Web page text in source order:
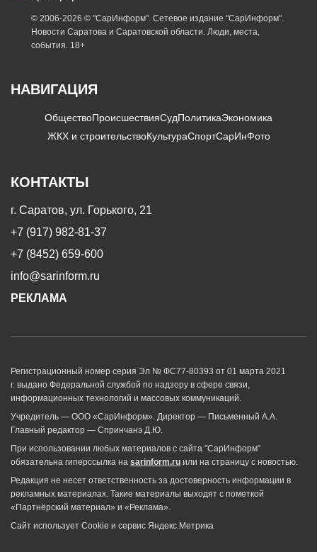
© 2006-2026 © "СарИнформ". Сетевое издание "СарИнформ".
Новости Саратова и Саратовской области. Люди, места,
события. 18+
НАВИГАЦИЯ
ОбществоПроисшествияСудПолитикаЭкономика
ЖКХ и строительствоКультураСпортСарИнФото
КОНТАКТЫ
г. Саратов, ул. Горького, 21
+7 (917) 982-81-37
+7 (8452) 659-600
info@sarinform.ru
РЕКЛАМА
Регистрационный номер серия Эл № ФС77-80393 от 01 марта 2021
г. выдано Федеральной службой по надзору в сфере связи,
информационных технологий и массовых коммуникаций.
Учредитель — ООО «СарИнформ». Директор — Письменный А.А.
Главный редактор — Спринчанэ Д.Ю.
При использовании любых материалов с сайта "СарИнформ"
обязательна гиперссылка на sarinform.ru или на страницу с новостью.
Редакция не несет ответственность за достоверность информации в
рекламных материалах. Такие материалы выходят с пометкой
«Партнёрский материал» и «Реклама».
Сайт использует Cookie и сервиc Яндекс.Метрика